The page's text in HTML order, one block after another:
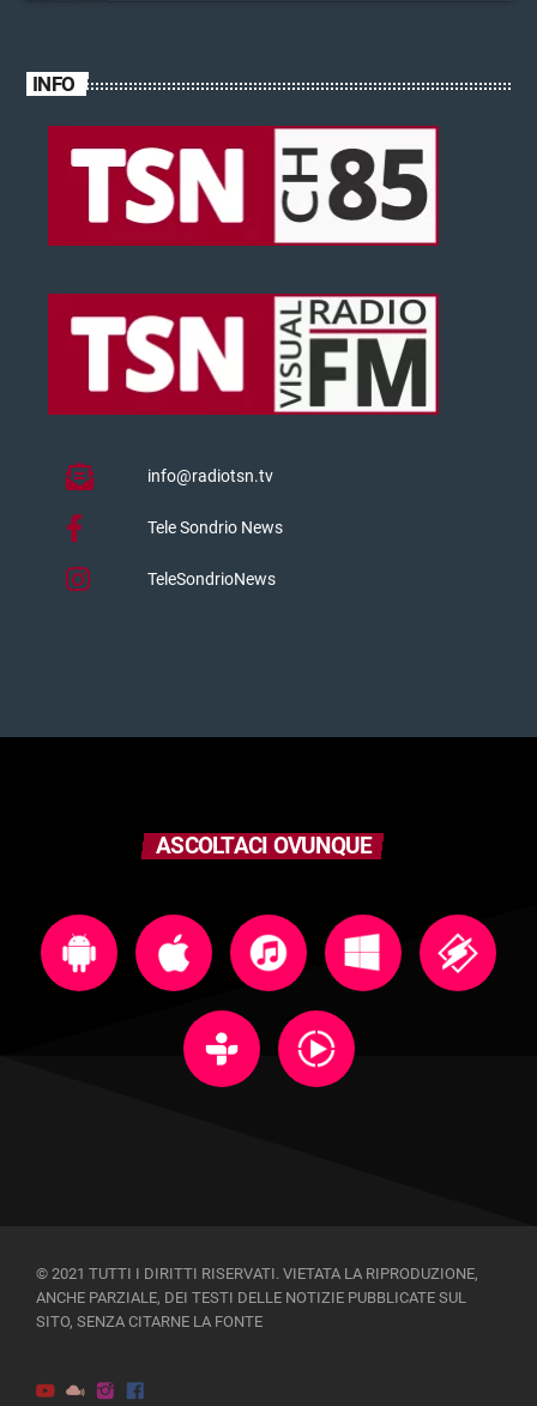
INFO
info@radiotsn.tv
Tele Sondrio News
TeleSondrioNews
ASCOLTACI OVUNQUE
© 2021 TUTTI I DIRITTI RISERVATI. VIETATA LA RIPRODUZIONE,
ANCHE PARZIALE, DEI TESTI DELLE NOTIZIE PUBBLICATE SUL
SITO, SENZA CITARNE LA FONTE